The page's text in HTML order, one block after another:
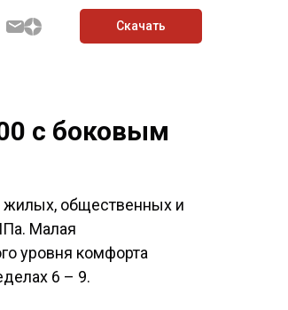
Скачать
с боковым
жилых, общественных и
Малая
уровня комфорта
6 – 9.